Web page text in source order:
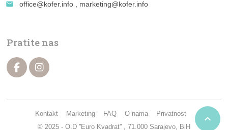
email
office@kofer.info , marketing@kofer.info
Pratite nas
© 2025 - O.D ''Euro Kvadrat'' , 71.000 Sarajevo, BiH
Kontakt Marketing FAQ O nama Privatnost 